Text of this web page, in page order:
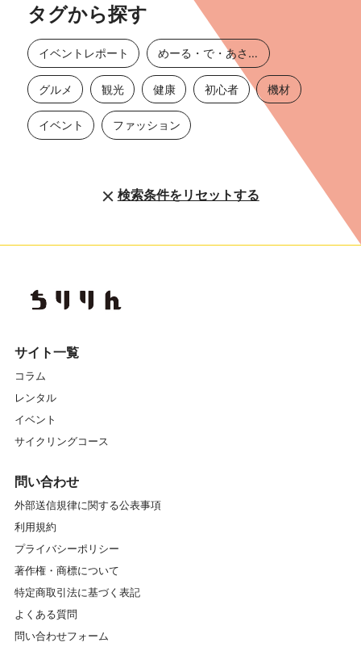
タグから探す
イベントレポート めーる・で・あさひ
グルメ 観光 健康 初心者 機材
イベント ファッション
検索条件をリセットする
サイト一覧
コラム
レンタル
イベント
サイクリングコース
問い合わせ
外部送信規律に関する公表事項
利用規約
プライバシーポリシー
著作権・商標について
特定商取引法に基づく表記
よくある質問
問い合わせフォーム